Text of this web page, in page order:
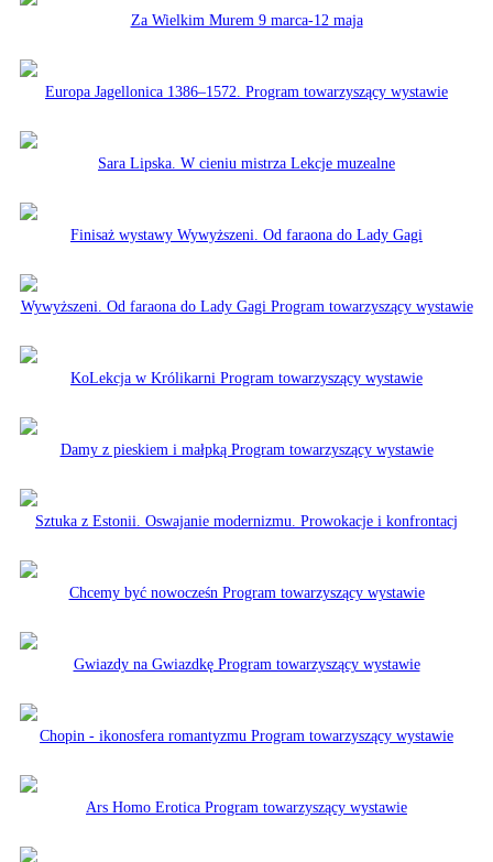
Za Wielkim Murem 9 marca-12 maja
Europa Jagellonica 1386–1572. Program towarzyszący wystawie
Sara Lipska. W cieniu mistrza Lekcje muzealne
Finisaż wystawy Wywyższeni. Od faraona do Lady Gagi
Wywyższeni. Od faraona do Lady Gagi Program towarzyszący wystawie
KoLekcja w Królikarni Program towarzyszący wystawie
Damy z pieskiem i małpką Program towarzyszący wystawie
Sztuka z Estonii. Oswajanie modernizmu. Prowokacje i konfrontacj
Chcemy być nowocześn Program towarzyszący wystawie
Gwiazdy na Gwiazdkę Program towarzyszący wystawie
Chopin - ikonosfera romantyzmu Program towarzyszący wystawie
Ars Homo Erotica Program towarzyszący wystawie